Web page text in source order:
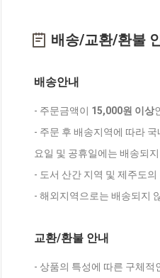
배송/교환/환불
배송안내
- 주문금액이 15,000원 이상
- 주문 후 배송지역에 따라
요일 및 공휴일에는 배송되
- 도서 산간 지역 및 제주도
- 해외지역으로는 배송되지
교환/환불 안내
- 상품의 특성에 따른 구체